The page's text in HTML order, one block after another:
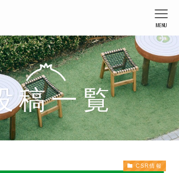
MENU
稿一覧
CSR情報